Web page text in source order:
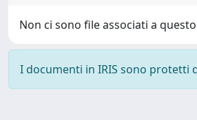
Non ci sono file associati a
I documenti in IRIS sono protetti